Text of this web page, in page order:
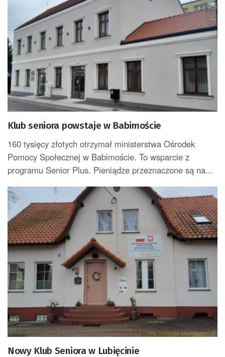
Klub seniora powstaje w Babimoście
160 tysięcy złotych otrzymał ministerstwa Ośrodek
Pomocy Społecznej w Babimoście. To wsparcie z
programu Senior Plus. Pieniądze przeznaczone są na...
Nowy Klub Seniora w Lubięcinie